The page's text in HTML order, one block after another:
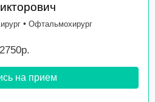
• Офтальмохирург
на прием